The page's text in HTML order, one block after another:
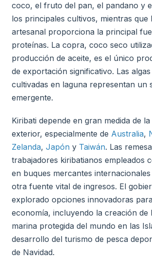
coco, el fruto del pan, el pandano y
los principales cultivos, mientras que
artesanal proporciona la principal
proteínas. La copra, coco seco
producción de aceite, es el único
de exportación significativo. Las
cultivadas en laguna representan un
emergente.
Kiribati depende en gran medida de
exterior, especialmente de Australia,
Zelanda, Japón y Taiwán. Las
trabajadores kiribatianos empleados
en buques mercantes
otra fuente vital de ingresos. El
explorado opciones innovadoras
economía, incluyendo la creación de
marina protegida del mundo en las
desarrollo del turismo de pesca
de Navidad.